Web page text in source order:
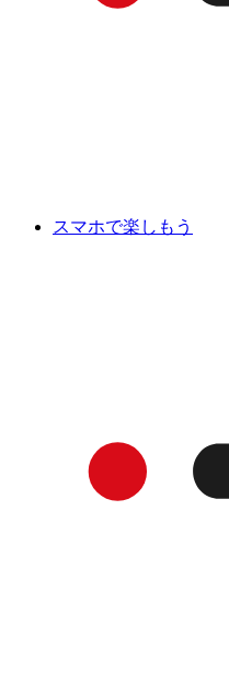
スマホで楽しもう